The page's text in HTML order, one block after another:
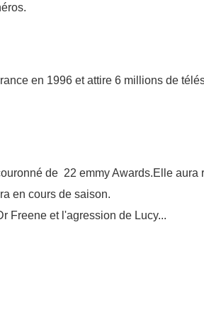
en 1996 et attire 6 millions de
de 22 emmy Awards.Elle aura
en cours de saison.
Freene et l'agression de Lucy...